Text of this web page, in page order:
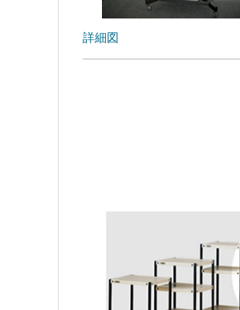
詳細図